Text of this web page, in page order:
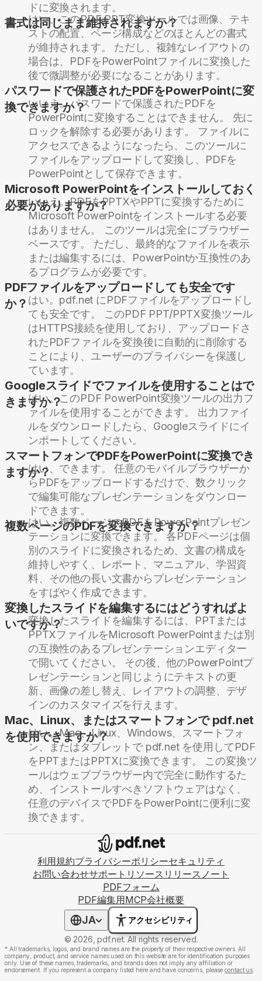
ドに変換されます。
書式は同じまま維持されますか？
はい。このPDF PPT変換ツールでは画像、テキ
ストの配置、ページ構成などのほとんどの書式
が維持されます。 ただし、複雑なレイアウトの
場合は、PDFをPowerPointファイルに変換した
後で微調整が必要になることがあります。
パスワードで保護されたPDFをPowerPointに変
換できますか？
いいえ。パスワードで保護されたPDFを
PowerPointに変換することはできません。 先に
ロックを解除する必要があります。 ファイルに
アクセスできるようになったら、このツールに
ファイルをアップロードして変換し、PDFを
PowerPointとして保存できます。
Microsoft PowerPointをインストールしておく
必要がありますか？
いいえ。PDFをPPTXやPPTに変換するために
Microsoft PowerPointをインストールする必要
はありません。 このツールは完全にブラウザー
ベースです。 ただし、最終的なファイルを表示
または編集するには、PowerPointか互換性のあ
るプログラムが必要です。
PDFファイルをアップロードしても安全です
か？ はい。pdf.net にPDFファイルをアップロードし
ても安全です。 このPDF PPT/PPTX変換ツール
はHTTPS接続を使用しており、アップロードさ
れたPDFファイルを変換後に自動的に削除する
ことにより、ユーザーのプライバシーを保護し
ています。
Googleスライドでファイルを使用することはで
きますか？
はい。このPDF PowerPoint変換ツールの出力フ
ァイルを使用することができます。 出力ファイ
ルをダウンロードしたら、Googleスライドにイ
ンポートしてください。
スマートフォンでPDFをPowerPointに変換でき
ますか？はい、できます。 任意のモバイルブラウザーか
らPDFをアップロードするだけで、数クリック
で編集可能なプレゼンテーションをダウンロー
ドできます。
複数ページのPDFを変換できますか？
はい。複数ページのPDFをPowerPointプレゼン
テーションに変換できます。 各PDFページは個
別のスライドに変換されるため、文書の構成を
維持しやすく、レポート、マニュアル、学習資
料、その他の長い文書からプレゼンテーション
をすばやく作成できます。
変換したスライドを編集するにはどうすればよ
いですか？
変換したスライドを編集するには、PPTまたは
PPTXファイルをMicrosoft PowerPointまたは別
の互換性のあるプレゼンテーションエディター
で開いてください。 その後、他のPowerPointプ
レゼンテーションと同じようにテキストの更
新、画像の差し替え、レイアウトの調整、デザ
インのカスタマイズを行えます。
Mac、Linux、またはスマートフォンで pdf.net
を使用できますか？
はい。Mac、Linux、Windows、スマートフォ
ン、またはタブレットで pdf.net を使用してPDF
をPPTまたはPPTXに変換できます。 この変換ツ
ールはウェブブラウザー内で完全に動作するた
め、インストールすべきソフトウェアはなく、
任意のデバイスでPDFをPowerPointに便利に変
換できます。
利用規約プライバシーポリシーセキュリティ
お問い合わせサポート リソース リリースノート
PDFフォーム
PDF編集用MCP会社概要
JA
アクセシビリティ
© 2026, pdf.net. All rights reserved.
* All trademarks, logos, and brand names are the property of their respective owners. All
company, product, and service names used on this website are for identification purposes
only. Use of these names, trademarks, and brands does not imply any affiliation or
endorsement. If you represent a company listed here and have concerns, please contact us